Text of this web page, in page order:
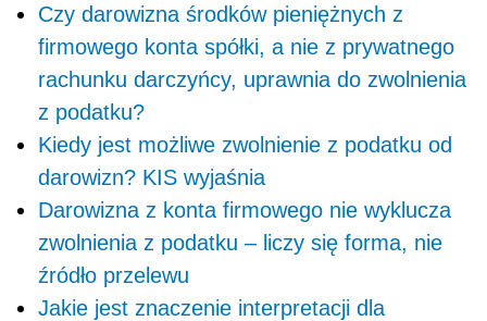
Czy darowizna środków pieniężnych z
firmowego konta spółki, a nie z prywatnego
rachunku darczyńcy, uprawnia do zwolnienia
z podatku?
Kiedy jest możliwe zwolnienie z podatku od
darowizn? KIS wyjaśnia
Darowizna z konta firmowego nie wyklucza
zwolnienia z podatku – liczy się forma, nie
źródło przelewu
Jakie jest znaczenie interpretacji dla